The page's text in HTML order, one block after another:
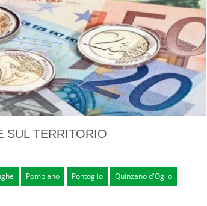
SUL TERRITORIO
Pompiano Pontoglio Quinzano d'Oglio